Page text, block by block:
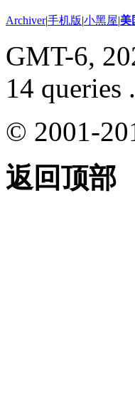
Archiver|手机版|小黑屋|美
GMT-6,
14 queries .
© 2001-
返回顶部